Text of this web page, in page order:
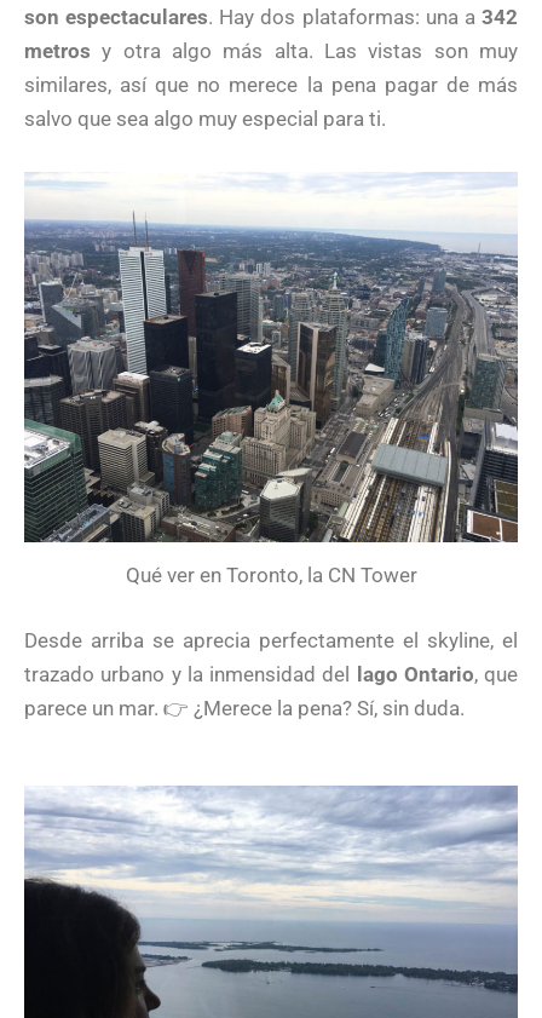
son espectaculares. Hay dos plataformas: una a342
metros y otra algo más alta. Las vistas son muy
similares, así que no merece la pena pagar de más
salvo que sea algo muy especial para ti.
Qué ver en Toronto, la CN Tower
Desde arriba se aprecia perfectamente el skyline, el
trazado urbano y la inmensidad del lago Ontario, que
parece un mar. 👉 ¿Merece la pena? Sí, sin duda.